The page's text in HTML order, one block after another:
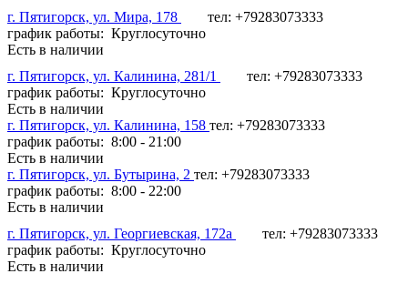
г. Пятигорск, ул. Мира, 178
тел: +79283073333
график работы: Круглосуточно
Есть в наличии
г. Пятигорск, ул. Калинина, 281/1
тел: +79283073333
график работы: Круглосуточно
Есть в наличии
г. Пятигорск, ул. Калинина, 158 тел: +79283073333
график работы: 8:00 - 21:00
Есть в наличии
г. Пятигорск, ул. Бутырина, 2 тел: +79283073333
график работы: 8:00 - 22:00
Есть в наличии
г. Пятигорск, ул. Георгиевская, 172а
тел: +79283073333
график работы: Круглосуточно
Есть в наличии